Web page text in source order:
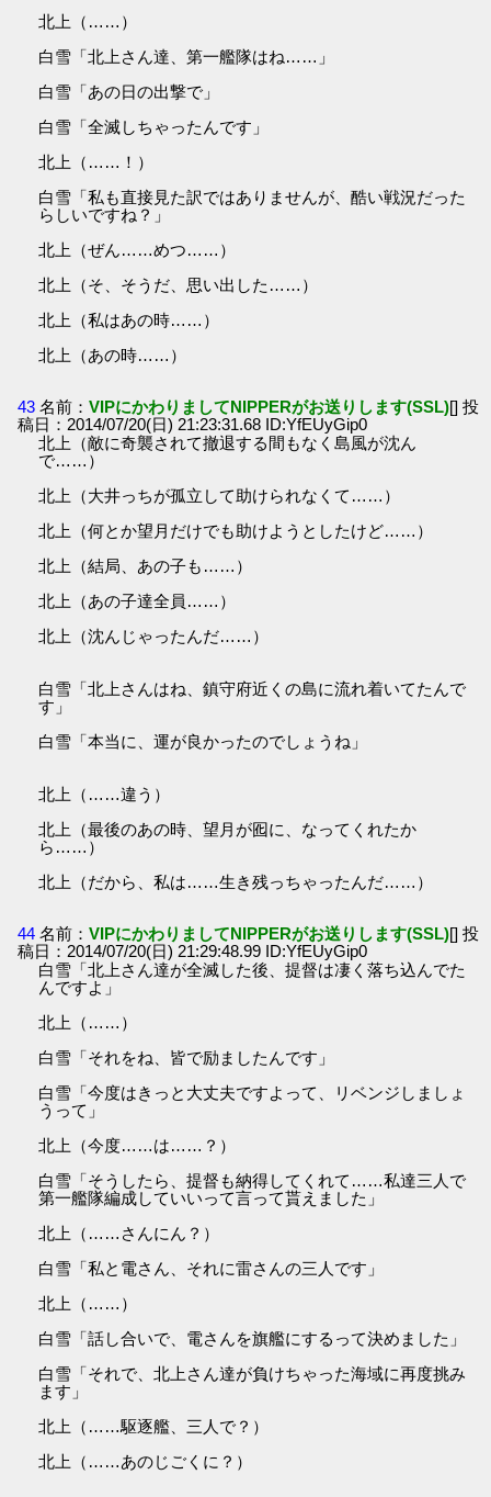
北上（……）
白雪「北上さん達、第一艦隊はね……」
白雪「あの日の出撃で」
白雪「全滅しちゃったんです」
北上（……！）
白雪「私も直接見た訳ではありませんが、酷い戦況だった
らしいですね？」
北上（ぜん……めつ……）
北上（そ、そうだ、思い出した……）
北上（私はあの時……）
北上（あの時……）
43 名前：VIPにかわりましてNIPPERがお送りします(SSL)[] 投
稿日：2014/07/20(日) 21:23:31.68 ID:YfEUyGip0
北上（敵に奇襲されて撤退する間もなく島風が沈ん
で……）
北上（大井っちが孤立して助けられなくて……）
北上（何とか望月だけでも助けようとしたけど……）
北上（結局、あの子も……）
北上（あの子達全員……）
北上（沈んじゃったんだ……）
白雪「北上さんはね、鎮守府近くの島に流れ着いてたんで
す」
白雪「本当に、運が良かったのでしょうね」
北上（……違う）
北上（最後のあの時、望月が囮に、なってくれたか
ら……）
北上（だから、私は……生き残っちゃったんだ……）
44 名前：VIPにかわりましてNIPPERがお送りします(SSL)[] 投
稿日：2014/07/20(日) 21:29:48.99 ID:YfEUyGip0
白雪「北上さん達が全滅した後、提督は凄く落ち込んでた
んですよ」
北上（……）
白雪「それをね、皆で励ましたんです」
白雪「今度はきっと大丈夫ですよって、リベンジしましょ
うって」
北上（今度……は……？）
白雪「そうしたら、提督も納得してくれて……私達三人で
第一艦隊編成していいって言って貰えました」
北上（……さんにん？）
白雪「私と電さん、それに雷さんの三人です」
北上（……）
白雪「話し合いで、電さんを旗艦にするって決めました」
白雪「それで、北上さん達が負けちゃった海域に再度挑み
ます」
北上（……駆逐艦、三人で？）
北上（……あのじごくに？）